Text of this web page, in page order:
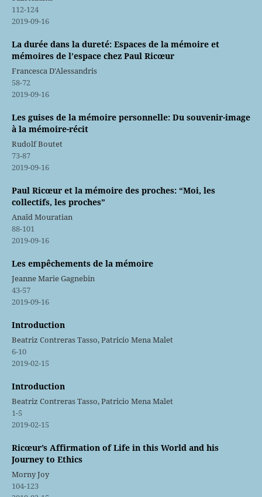
112-124
2019-09-16
La durée dans la dureté: Espaces de la mémoire et
mémoires de l’espace chez Paul Ricœur
Francesca D'Alessandris
58-72
2019-09-16
Les guises de la mémoire personnelle: Du souvenir-image
à la mémoire-récit
Rudolf Boutet
73-87
2019-09-16
Paul Ricœur et la mémoire des proches: “Moi, les
collectifs, les proches”
Anaïd Mouratian
88-101
2019-09-16
Les empêchements de la mémoire
Jeanne Marie Gagnebin
43-57
2019-09-16
Introduction
Beatriz Contreras Tasso, Patricio Mena Malet
6-10
2019-02-15
Introduction
Beatriz Contreras Tasso, Patricio Mena Malet
1-5
2019-02-15
Ricœur’s Affirmation of Life in this World and his
Journey to Ethics
Morny Joy
104-123